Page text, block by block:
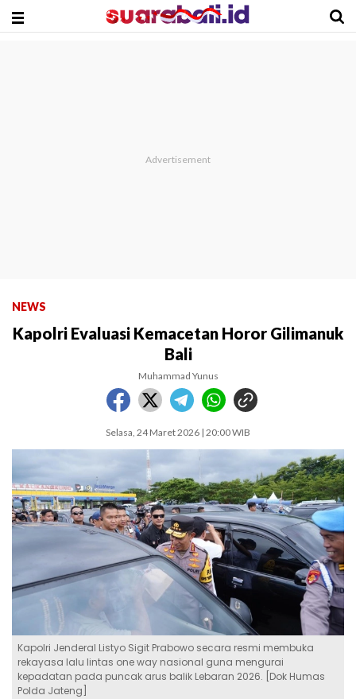
NEWS
Kapolri Evaluasi Kemacetan Horor Gilimanuk
Bali
Muhammad Yunus
Selasa, 24 Maret 2026 | 20:00 WIB
Kapolri Jenderal Listyo Sigit Prabowo secara resmi membuka
rekayasa lalu lintas one way nasional guna mengurai
kepadatan pada puncak arus balik Lebaran 2026. [Dok Humas
Polda Jateng]